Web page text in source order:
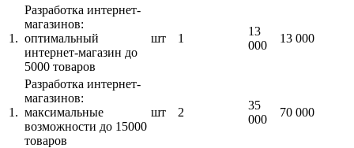
1.
Разработка интернет-
магазинов:
оптимальный
интернет-магазин до
5000 товаров
шт 1
13
000
13 000
1.
Разработка интернет-
магазинов:
максимальные
возможности до 15000
товаров
шт 2
35
000
70 000